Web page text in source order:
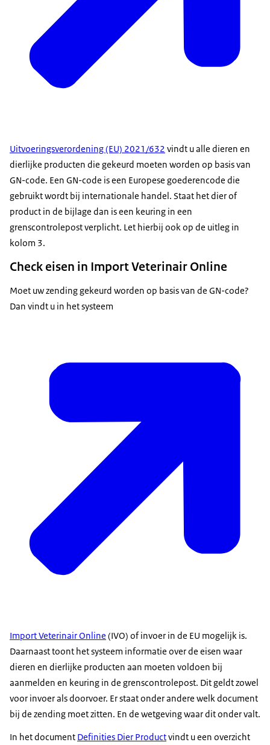
Uitvoeringsverordening (EU) 2021/632 vindt u alle dieren en
dierlijke producten die gekeurd moeten worden op basis van
GN-code. Een GN-code is een Europese goederencode die
gebruikt wordt bij internationale handel. Staat het dier of
product in de bijlage dan is een keuring in een
grenscontrolepost verplicht. Let hierbij ook op de uitleg in
kolom 3.
Check eisen in Import Veterinair Online
Moet uw zending gekeurd worden op basis van de GN-code?
Dan vindt u in het systeem
Import Veterinair Online (IVO) of invoer in de EU mogelijk is.
Daarnaast toont het systeem informatie over de eisen waar
dieren en dierlijke producten aan moeten voldoen bij
aanmelden en keuring in de grenscontrolepost. Dit geldt zowel
voor invoer als doorvoer. Er staat onder andere welk document
bij de zending moet zitten. En de wetgeving waar dit onder valt.
In het document Definities Dier Productvindt u een overzicht